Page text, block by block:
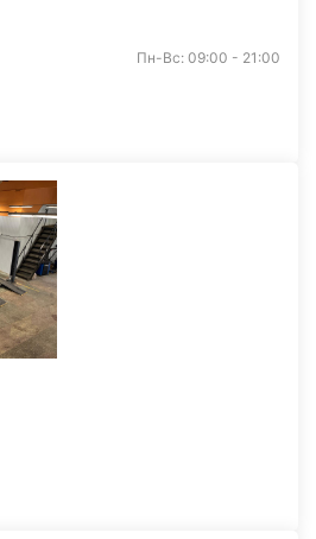
Пн-Вс: 09:00 - 21:00